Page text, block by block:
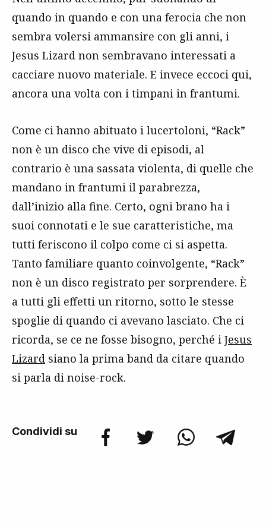
quando in quando e con una ferocia che non
sembra volersi ammansire con gli anni, i
Jesus Lizard non sembravano interessati a
cacciare nuovo materiale. E invece eccoci qui,
ancora una volta con i timpani in frantumi.
Come ci hanno abituato i lucertoloni, “Rack”
non è un disco che vive di episodi, al
contrario è una sassata violenta, di quelle che
mandano in frantumi il parabrezza,
dall’inizio alla fine. Certo, ogni brano ha i
suoi connotati e le sue caratteristiche, ma
tutti feriscono il colpo come ci si aspetta.
Tanto familiare quanto coinvolgente, “Rack”
non è un disco registrato per sorprendere. È
a tutti gli effetti un ritorno, sotto le stesse
spoglie di quando ci avevano lasciato. Che ci
ricorda, se ce ne fosse bisogno, perché i Jesus
Lizard siano la prima band da citare quando
si parla di noise-rock.
Condividi su